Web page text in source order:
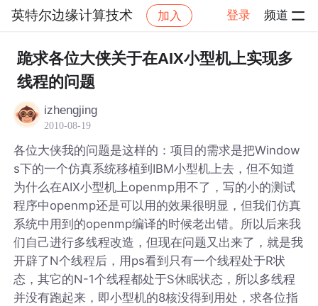
英特尔边缘计算技术 加入 登录 频道
社区 英特尔边缘计算技术 帖子详情
跪求各位大侠关于在AIX小型机上实现多
线程的问题
izhengjing
2010-08-19
各位大侠我的问题是这样的：项目的需求是把Window
s下的一个仿真系统移植到IBM小型机上去，但不知道
为什么在AIX小型机上openmp用不了，写的小的测试
程序中openmp还是可以用的效果很明显，但我们仿真
系统中用到的openmp编译的时候老出错。所以后来我
们自己进行多线程改造，但现在问题又出来了，就是我
开辟了N个线程后，用ps看到只有一个线程处于R状
态，其它的N-1个线程都处于S休眠状态，所以多线程
并没有跑起来，即小型机的8核没得到用处，求各位指